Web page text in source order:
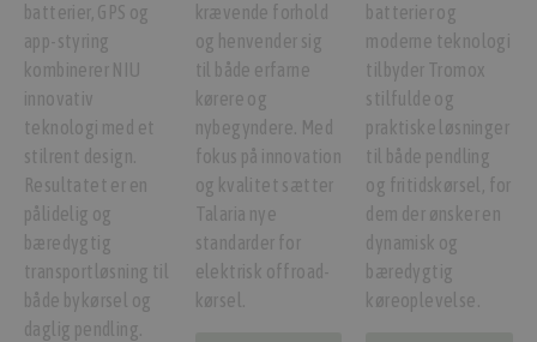
batterier, GPS og
app-styring
kombinerer NIU
innovativ
teknologi med et
stilrent design.
Resultatet er en
pålidelig og
bæredygtig
transportløsning til
både bykørsel og
daglig pendling.
krævende forhold
og henvender sig
til både erfarne
kørere og
nybegyndere. Med
fokus på innovation
og kvalitet sætter
Talaria nye
standarder for
elektrisk offroad-
kørsel.
batterier og
moderne teknologi
tilbyder Tromox
stilfulde og
praktiske løsninger
til både pendling
og fritidskørsel, for
dem der ønsker en
dynamisk og
bæredygtig
køreoplevelse.